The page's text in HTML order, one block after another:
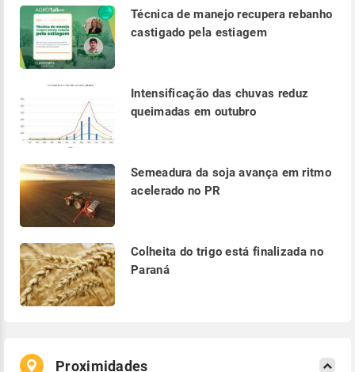
Técnica de manejo recupera rebanho
castigado pela estiagem
Intensificação das chuvas reduz
queimadas em outubro
Semeadura da soja avança em ritmo
acelerado no PR
Colheita do trigo está finalizada no
Paraná
Proximidades